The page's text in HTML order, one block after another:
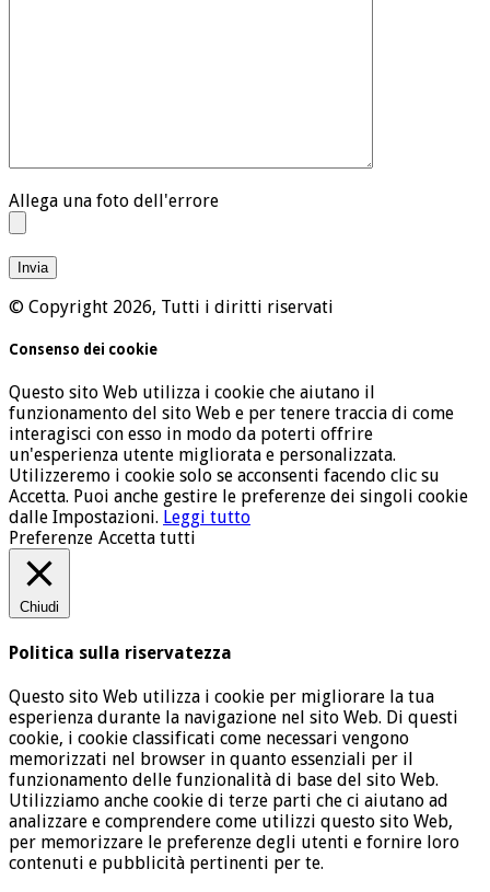
Allega una foto dell'errore
© Copyright 2026, Tutti i diritti riservati
Consenso dei cookie
Questo sito Web utilizza i cookie che aiutano il
funzionamento del sito Web e per tenere traccia di come
interagisci con esso in modo da poterti offrire
un'esperienza utente migliorata e personalizzata.
Utilizzeremo i cookie solo se acconsenti facendo clic su
Accetta. Puoi anche gestire le preferenze dei singoli cookie
dalle Impostazioni. Leggi tutto
Preferenze Accetta tutti
Chiudi
Politica sulla riservatezza
Questo sito Web utilizza i cookie per migliorare la tua
esperienza durante la navigazione nel sito Web. Di questi
cookie, i cookie classificati come necessari vengono
memorizzati nel browser in quanto essenziali per il
funzionamento delle funzionalità di base del sito Web.
Utilizziamo anche cookie di terze parti che ci aiutano ad
analizzare e comprendere come utilizzi questo sito Web,
per memorizzare le preferenze degli utenti e fornire loro
contenuti e pubblicità pertinenti per te.